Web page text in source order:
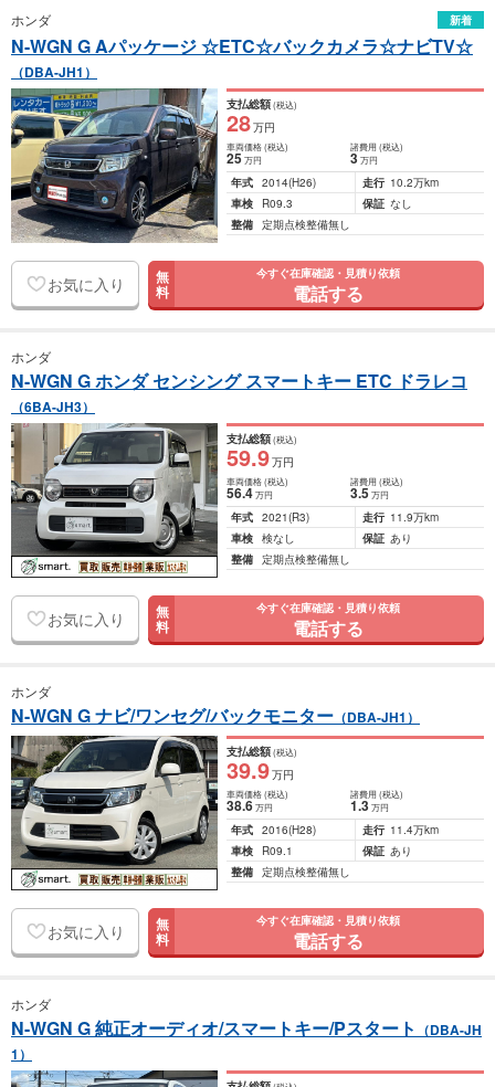
ホンダ 新着
N-WGN G Aパッケージ ☆ETC☆バックカメラ☆ナビTV☆
（DBA-JH1）
支払総額(税込)
28万円
車両価格(税込)
25万円
諸費用 (税込)
3 万円
年式 2014(H26) 走行 10.2万km
車検
R09.3 保証 なし
整備 定期点検整備無し
お気に入り 無
料
今すぐ在庫確認・見積り依頼
電話する
ホンダ
N-WGN G ホンダ センシング スマートキー ETC ドラレコ
（6BA-JH3）
支払総額(税込)
59.9万円
車両価格(税込)
56.4万円
諸費用 (税込)
3.5 万円
年式 2021(R3) 走行 11.9万km
車検 検なし 保証 あり
整備 定期点検整備無し
お気に入り 無
料
今すぐ在庫確認・見積り依頼
電話する
ホンダ
N-WGN G ナビ/ワンセグ/バックモニター （DBA-JH1）
支払総額(税込)
39.9万円
車両価格(税込)
38.6万円
諸費用 (税込)
1.3 万円
年式 2016(H28) 走行 11.4万km
車検
R09.1 保証 あり
整備 定期点検整備無し
お気に入り 無
料
今すぐ在庫確認・見積り依頼
電話する
ホンダ
N-WGN G 純正オーディオ/スマートキー/Pスタート （DBA-JH
1）